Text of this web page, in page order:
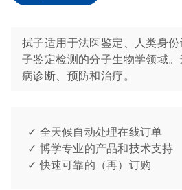
拭子适用于法医鉴定、人类身
子鉴定检测的分子生物学领域
病诊断、预防和治疗。
✓ 全天候自动处理在线订单
✓ 博学专业的产品和技术支持
✓ 快速可靠的（再）订购